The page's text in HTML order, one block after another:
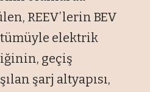
REEV’lerin BEV
elektrik
geçiş
şarj altyapısı,